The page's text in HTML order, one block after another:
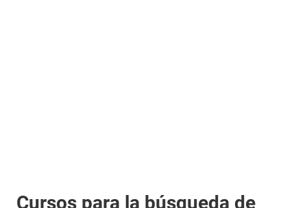
Cursos para la búsqueda de